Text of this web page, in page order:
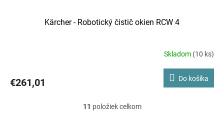
Kärcher - Robotický čistič okien RCW 4
Skladom (10 ks)
€261,01 Do košíka
11 položiek celkom